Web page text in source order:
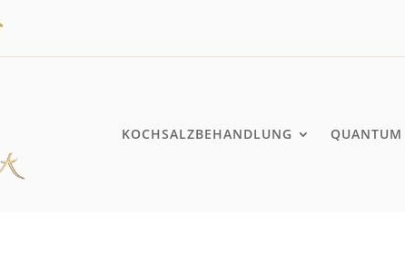
KOCHSALZBEHANDLUNG QUANTUM